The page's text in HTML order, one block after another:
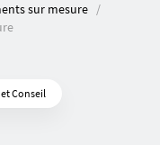
sur mesure
Conseil